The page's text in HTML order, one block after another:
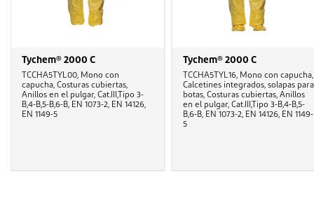
Tychem® 2000 C
TCCHA5TYL00, Mono con
capucha, Costuras cubiertas,
Anillos en el pulgar, Cat.III,Tipo 3-
B,4-B,5-B,6-B, EN 1073-2, EN 14126,
EN 1149-5
Tychem® 2000 C
TCCHA5TYL16, Mono con capucha,
Calcetines integrados, solapas para
botas, Costuras cubiertas, Anillos
en el pulgar, Cat.III,Tipo 3-B,4-B,5-
B,6-B, EN 1073-2, EN 14126, EN 1149-
5